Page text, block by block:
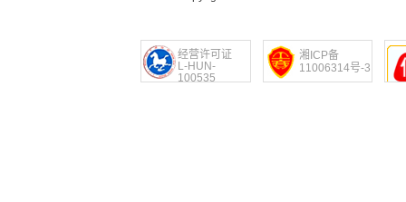
经营许可证
L-HUN-
100535
湘ICP备
11006314号-3